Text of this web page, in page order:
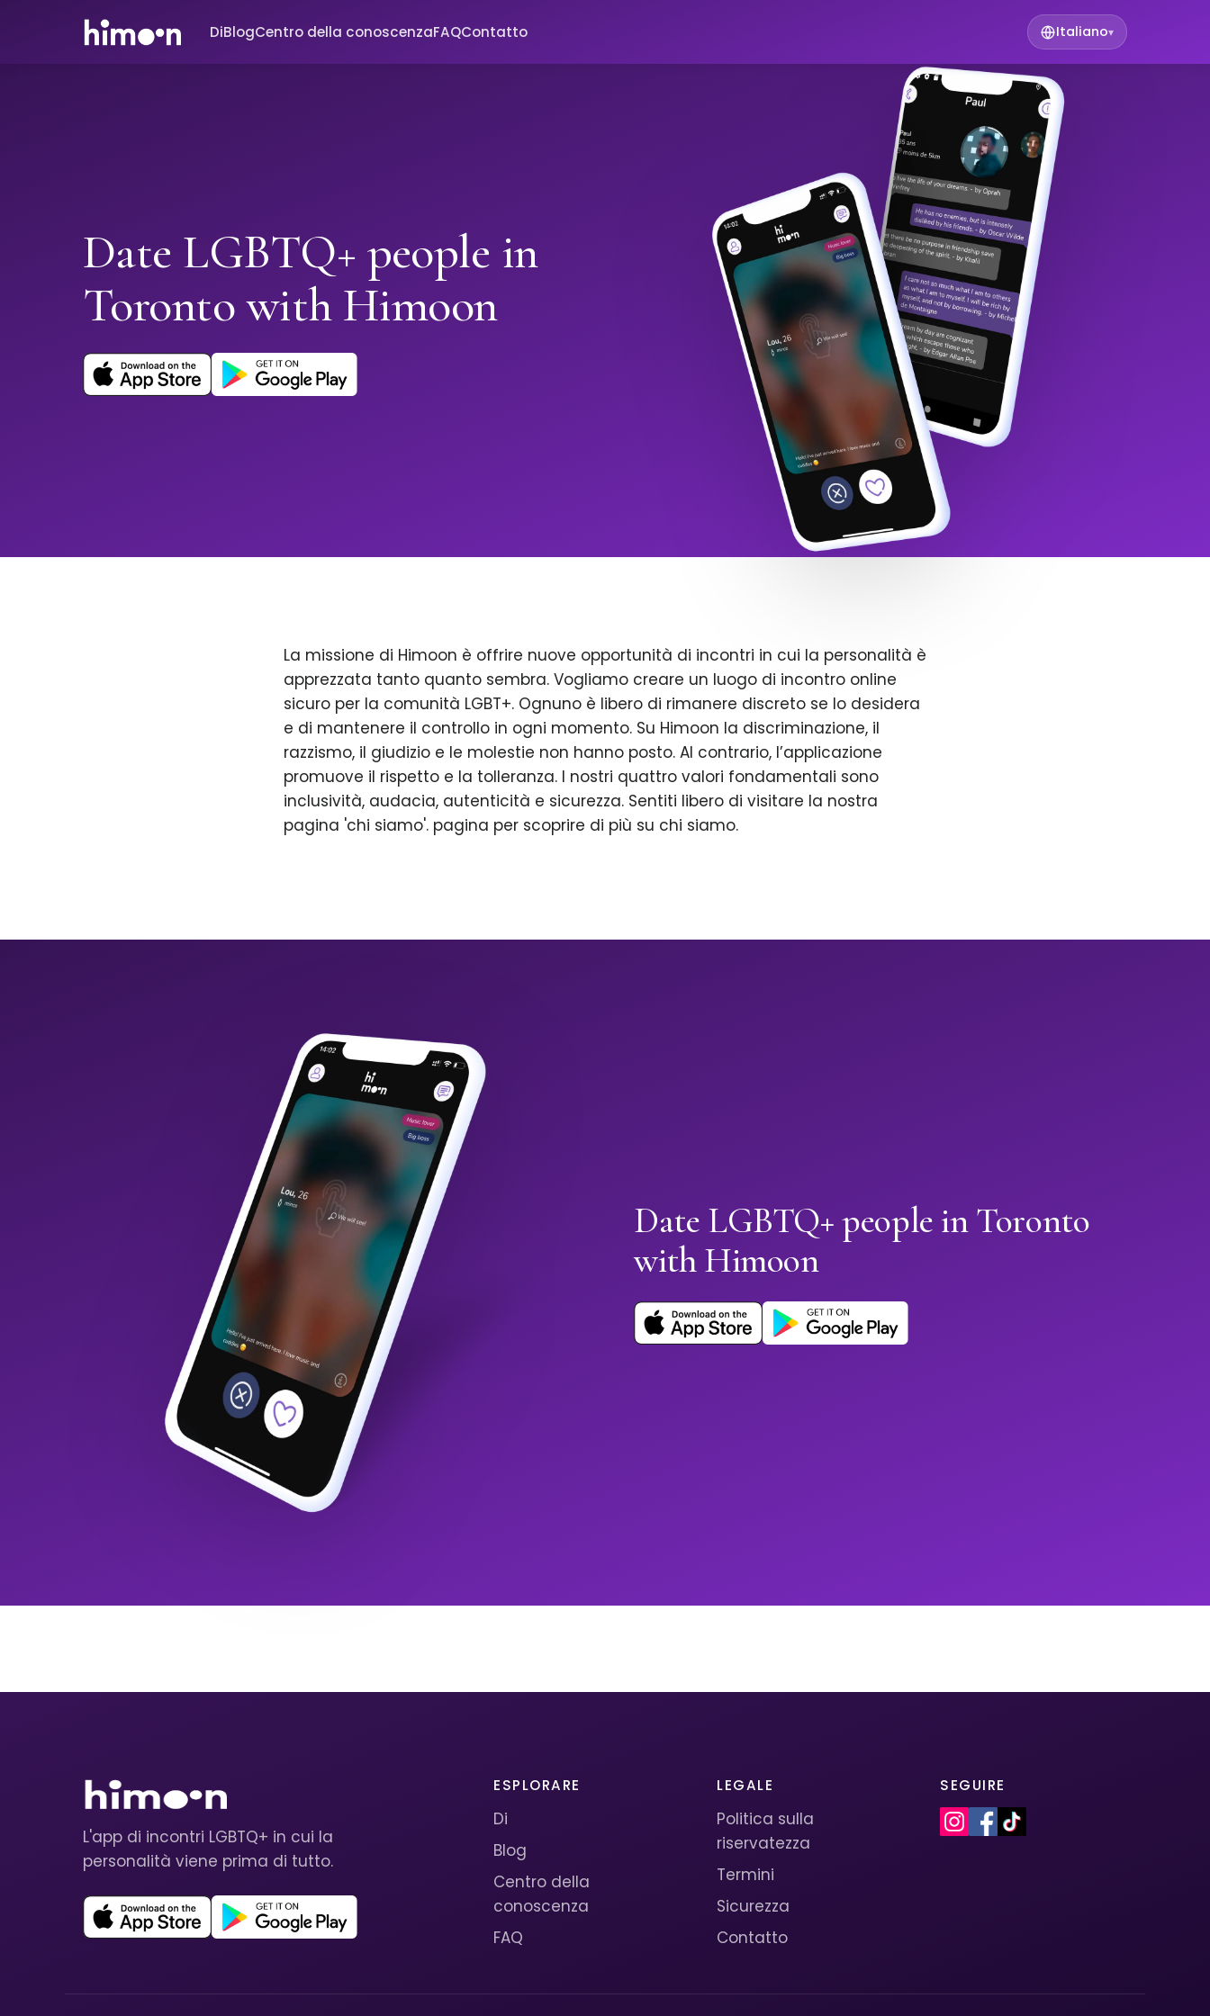
DiBlogCentro della conoscenzaFAQContatto Italiano▾
Date LGBTQ+ people in
Toronto with Himoon
La missione di Himoon è offrire nuove opportunità di incontri in cui la personalità è
apprezzata tanto quanto sembra. Vogliamo creare un luogo di incontro online
sicuro per la comunità LGBT+. Ognuno è libero di rimanere discreto se lo desidera
e di mantenere il controllo in ogni momento. Su Himoon la discriminazione, il
razzismo, il giudizio e le molestie non hanno posto. Al contrario, l’applicazione
promuove il rispetto e la tolleranza. I nostri quattro valori fondamentali sono
inclusività, audacia, autenticità e sicurezza. Sentiti libero di visitare la nostra
pagina 'chi siamo'. pagina per scoprire di più su chi siamo.
Date LGBTQ+ people in Toronto
with Himoon
L'app di incontri LGBTQ+ in cui la
personalità viene prima di tutto.
ESPLORARE
Di
Blog
Centro della
conoscenza
FAQ
LEGALE
Politica sulla
riservatezza
Termini
Sicurezza
Contatto
SEGUIRE